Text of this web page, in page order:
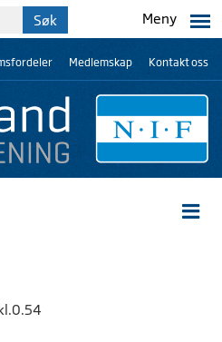
Meny
Medlemskap Kontakt oss